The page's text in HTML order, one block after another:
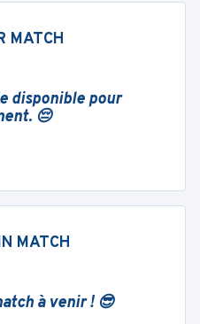
MATCH
disponible pour
😔
MATCH
à venir ! 😎